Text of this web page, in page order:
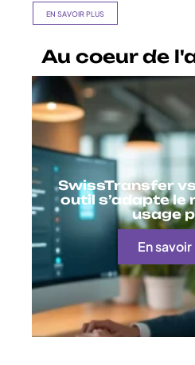
EN SAVOIR PLUS
Au coeur de
SwissTransfer
outil s’adapte le
usage
En